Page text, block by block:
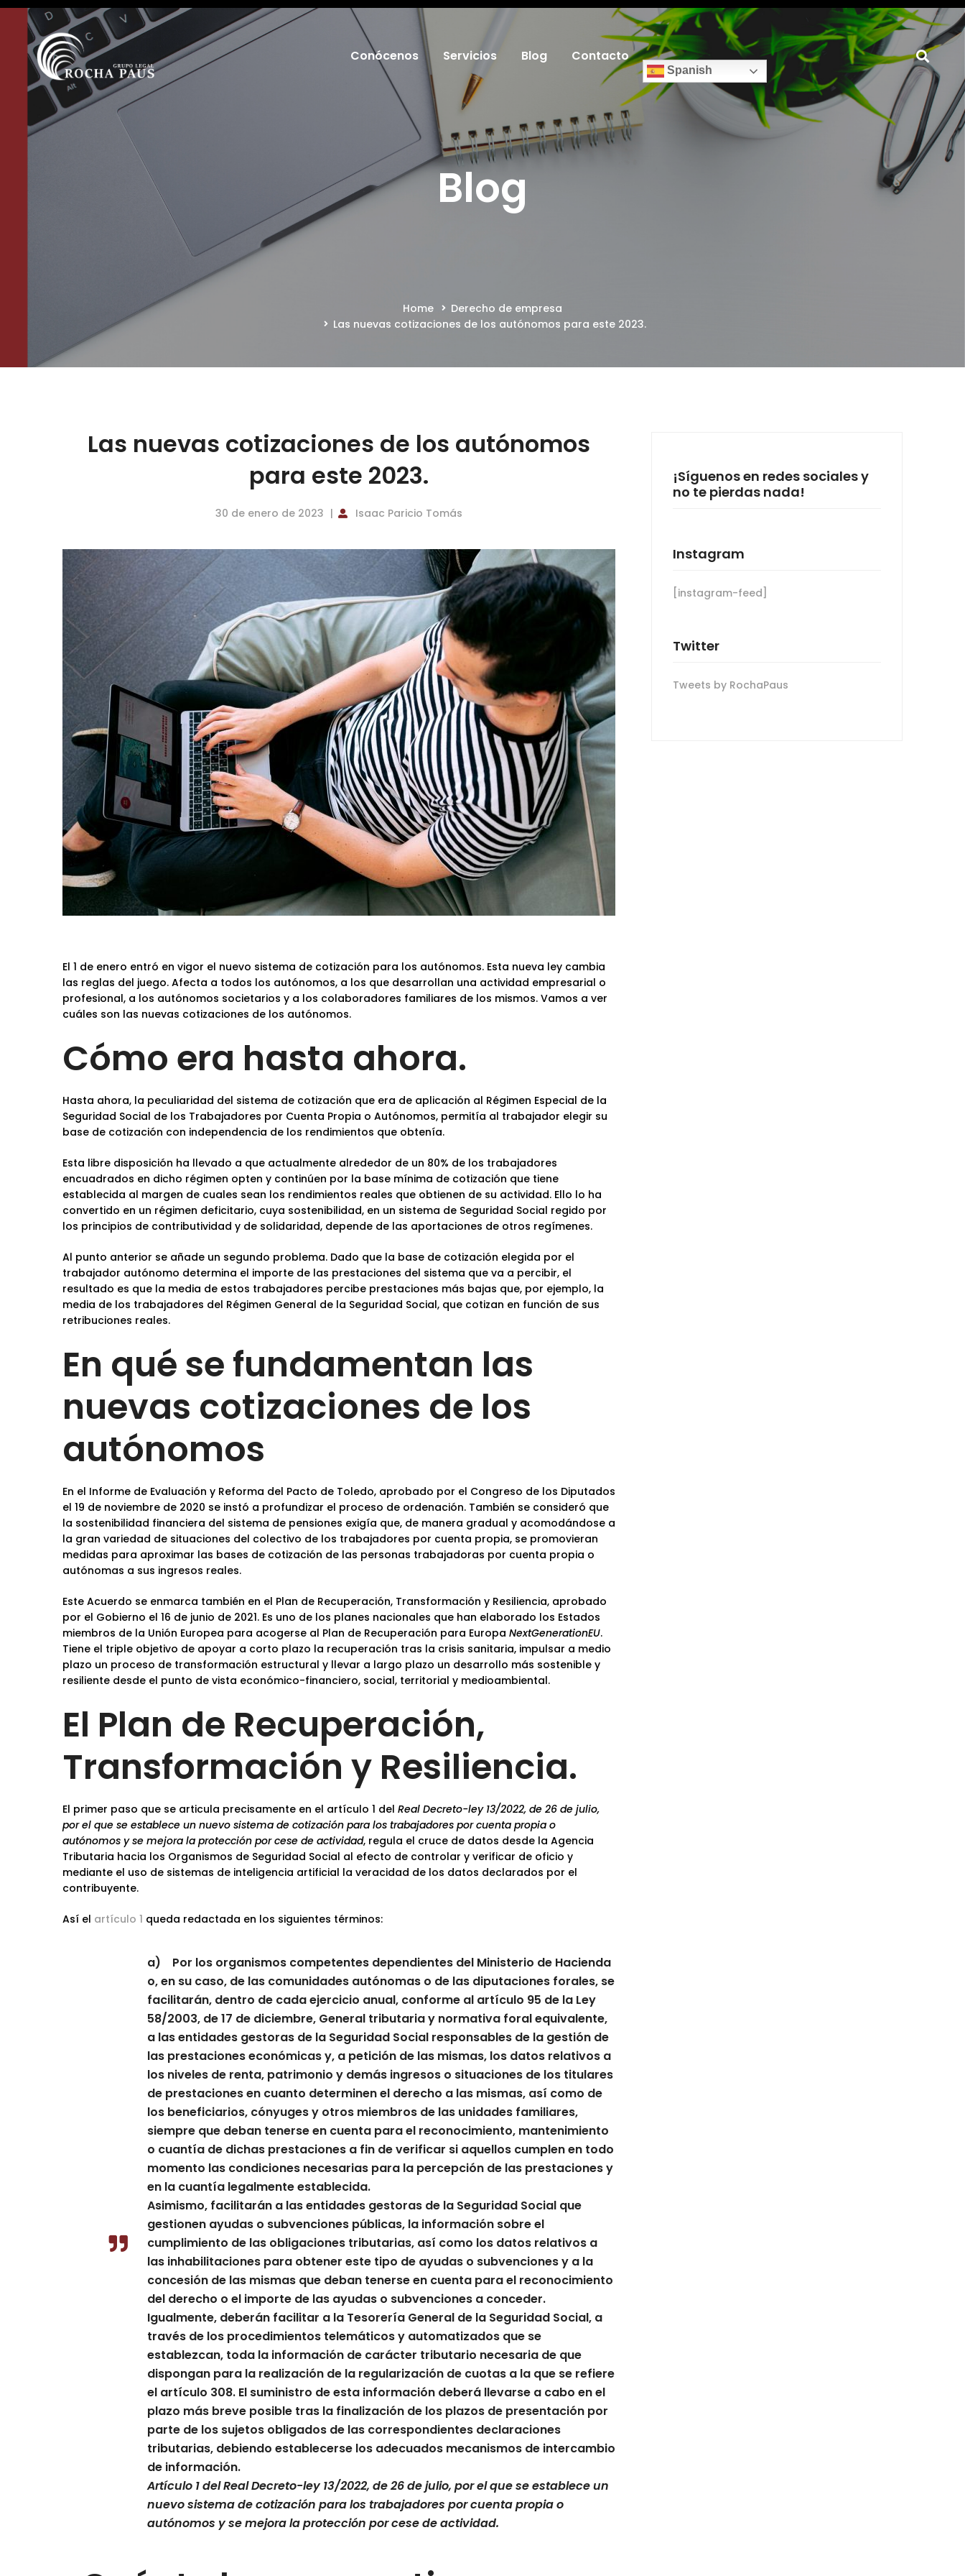
Conócenos Servicios Blog Contacto
Spanish
Blog
Home
Derecho de empresa
Las nuevas cotizaciones de los autónomos para este 2023.
Las nuevas cotizaciones de los autónomos
para este 2023.
30 de enero de 2023 Isaac Paricio Tomás
El 1 de enero entró en vigor el nuevo sistema de cotización para los autónomos. Esta nueva ley cambia
las reglas del juego. Afecta a todos los autónomos, a los que desarrollan una actividad empresarial o
profesional, a los autónomos societarios y a los colaboradores familiares de los mismos. Vamos a ver
cuáles son las nuevas cotizaciones de los autónomos.
Cómo era hasta ahora.
Hasta ahora, la peculiaridad del sistema de cotización que era de aplicación al Régimen Especial de la
Seguridad Social de los Trabajadores por Cuenta Propia o Autónomos, permitía al trabajador elegir su
base de cotización con independencia de los rendimientos que obtenía.
Esta libre disposición ha llevado a que actualmente alrededor de un 80% de los trabajadores
encuadrados en dicho régimen opten y continúen por la base mínima de cotización que tiene
establecida al margen de cuales sean los rendimientos reales que obtienen de su actividad. Ello lo ha
convertido en un régimen deficitario, cuya sostenibilidad, en un sistema de Seguridad Social regido por
los principios de contributividad y de solidaridad, depende de las aportaciones de otros regímenes.
Al punto anterior se añade un segundo problema. Dado que la base de cotización elegida por el
trabajador autónomo determina el importe de las prestaciones del sistema que va a percibir, el
resultado es que la media de estos trabajadores percibe prestaciones más bajas que, por ejemplo, la
media de los trabajadores del Régimen General de la Seguridad Social, que cotizan en función de sus
retribuciones reales.
En qué se fundamentan las
nuevas cotizaciones de los
autónomos
En el Informe de Evaluación y Reforma del Pacto de Toledo, aprobado por el Congreso de los Diputados
el 19 de noviembre de 2020 se instó a profundizar el proceso de ordenación. También se consideró que
la sostenibilidad financiera del sistema de pensiones exigía que, de manera gradual y acomodándose a
la gran variedad de situaciones del colectivo de los trabajadores por cuenta propia, se promovieran
medidas para aproximar las bases de cotización de las personas trabajadoras por cuenta propia o
autónomas a sus ingresos reales.
Este Acuerdo se enmarca también en el Plan de Recuperación, Transformación y Resiliencia, aprobado
por el Gobierno el 16 de junio de 2021. Es uno de los planes nacionales que han elaborado los Estados
miembros de la Unión Europea para acogerse al Plan de Recuperación para Europa NextGenerationEU.
Tiene el triple objetivo de apoyar a corto plazo la recuperación tras la crisis sanitaria, impulsar a medio
plazo un proceso de transformación estructural y llevar a largo plazo un desarrollo más sostenible y
resiliente desde el punto de vista económico-financiero, social, territorial y medioambiental.
El Plan de Recuperación,
Transformación y Resiliencia.
El primer paso que se articula precisamente en el artículo 1 del Real Decreto-ley 13/2022, de 26 de julio,
por el que se establece un nuevo sistema de cotización para los trabajadores por cuenta propia o
autónomos y se mejora la protección por cese de actividad, regula el cruce de datos desde la Agencia
Tributaria hacia los Organismos de Seguridad Social al efecto de controlar y verificar de oficio y
mediante el uso de sistemas de inteligencia artificial la veracidad de los datos declarados por el
contribuyente.
Así el artículo 1 queda redactada en los siguientes términos:
a) Por los organismos competentes dependientes del Ministerio de Hacienda
o, en su caso, de las comunidades autónomas o de las diputaciones forales, se
facilitarán, dentro de cada ejercicio anual, conforme al artículo 95 de la Ley
58/2003, de 17 de diciembre, General tributaria y normativa foral equivalente,
a las entidades gestoras de la Seguridad Social responsables de la gestión de
las prestaciones económicas y, a petición de las mismas, los datos relativos a
los niveles de renta, patrimonio y demás ingresos o situaciones de los titulares
de prestaciones en cuanto determinen el derecho a las mismas, así como de
los beneficiarios, cónyuges y otros miembros de las unidades familiares,
siempre que deban tenerse en cuenta para el reconocimiento, mantenimiento
o cuantía de dichas prestaciones a fin de verificar si aquellos cumplen en todo
momento las condiciones necesarias para la percepción de las prestaciones y
en la cuantía legalmente establecida.
Asimismo, facilitarán a las entidades gestoras de la Seguridad Social que
gestionen ayudas o subvenciones públicas, la información sobre el
cumplimiento de las obligaciones tributarias, así como los datos relativos a
las inhabilitaciones para obtener este tipo de ayudas o subvenciones y a la
concesión de las mismas que deban tenerse en cuenta para el reconocimiento
del derecho o el importe de las ayudas o subvenciones a conceder.
Igualmente, deberán facilitar a la Tesorería General de la Seguridad Social, a
través de los procedimientos telemáticos y automatizados que se
establezcan, toda la información de carácter tributario necesaria de que
dispongan para la realización de la regularización de cuotas a la que se refiere
el artículo 308. El suministro de esta información deberá llevarse a cabo en el
plazo más breve posible tras la finalización de los plazos de presentación por
parte de los sujetos obligados de las correspondientes declaraciones
tributarias, debiendo establecerse los adecuados mecanismos de intercambio
de información.
Artículo 1 delReal Decreto-ley 13/2022, de 26 de julio, por el que se establece un
nuevo sistema de cotización para los trabajadores por cuenta propia o
autónomos y se mejora la protección por cese de actividad.
¡Síguenos en redes sociales y
no te pierdas nada!
Instagram
[instagram-feed]
Twitter
Tweets by RochaPaus